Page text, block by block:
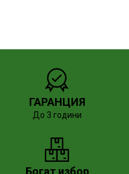
ГАРАНЦИЯ
До 3 години
Богат избор